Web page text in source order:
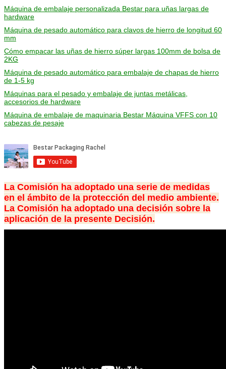
Máquina de embalaje personalizada Bestar para uñas largas de
hardware
Máquina de pesado automático para clavos de hierro de longitud 60
mm
Cómo empacar las uñas de hierro súper largas 100mm de bolsa de
2KG
Máquina de pesado automático para embalaje de chapas de hierro
de 1-5 kg
Máquinas para el pesado y embalaje de juntas metálicas,
accesorios de hardware
Máquina de embalaje de maquinaria Bestar Máquina VFFS con 10
cabezas de pesaje
La Comisión ha adoptado una serie de medidas
en el ámbito de la protección del medio ambiente.
La Comisión ha adoptado una decisión sobre la
aplicación de la presente Decisión.